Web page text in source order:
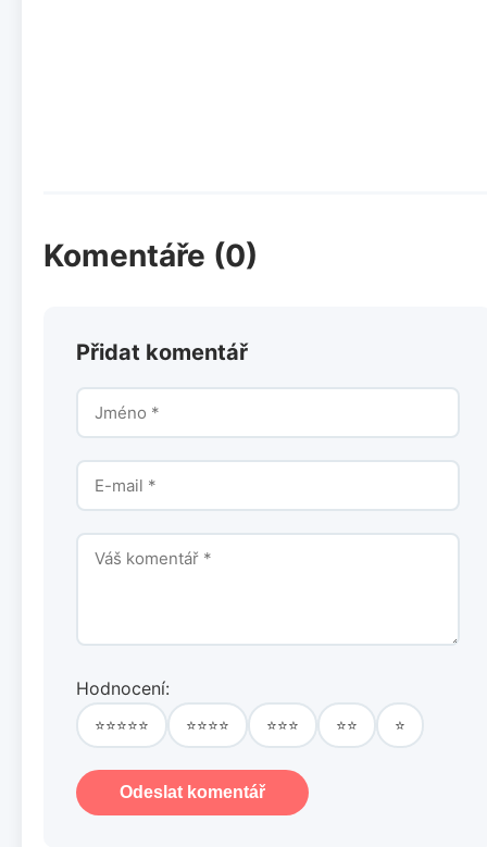
Komentáře (0)
Přidat komentář
Hodnocení:
⭐⭐⭐⭐⭐ ⭐⭐⭐⭐ ⭐⭐⭐ ⭐⭐ ⭐
Odeslat komentář